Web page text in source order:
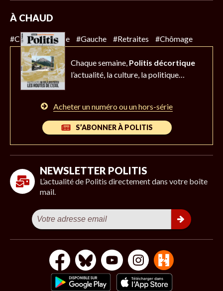
À CHAUD
#Climat #Police #Gauche #Retraites #Chômage
Chaque semaine, Politis décortique
l’actualité, la culture, la politique…
Acheter un numéro ou un hors-série
S’ABONNER À POLITIS
NEWSLETTER POLITIS
L’actualité de Politis directement dans votre boîte
mail.